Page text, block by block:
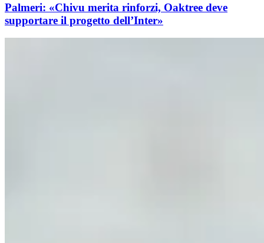
Palmeri: «Chivu merita rinforzi, Oaktree deve
supportare il progetto dell’Inter»